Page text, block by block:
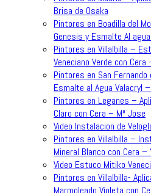
Brisa de Osaka
Pintores en Boadilla del
Genesis y Esmalte Al
Pintores en Villalbilla –
Veneciano Verde con Cera
Pintores en San
Esmalte al Agua Valacryl
Pintores en Leganes –
Claro con Cera – Mª Jose
Video Instalacion de
Pintores en Villalbilla –
Mineral Blanco con Cera –
Video Estuco Mitiko
Pintores en Villalbilla-
Marmoleado Violeta con